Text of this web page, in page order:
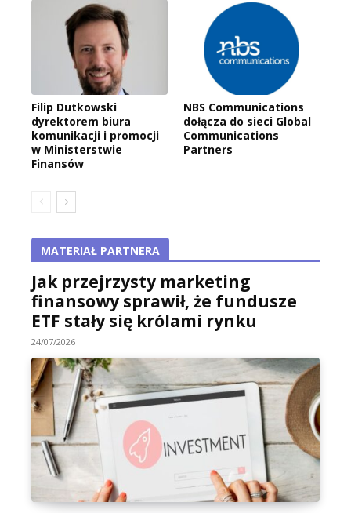
Filip Dutkowski
dyrektorem biura
komunikacji i promocji
w Ministerstwie
Finansów
NBS Communications
dołącza do sieci Global
Communications
Partners
MATERIAŁ PARTNERA
Jak przejrzysty marketing
finansowy sprawił, że fundusze
ETF stały się królami rynku
24/07/2026